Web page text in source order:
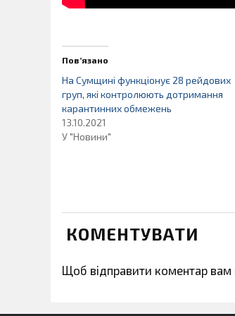
Пов’язано
На Сумщині функціонує 28 рейдових
груп, які контролюють дотримання
карантинних обмежень
13.10.2021
У "Новини"
КОМЕНТУВАТИ
Щоб відправити коментар вам